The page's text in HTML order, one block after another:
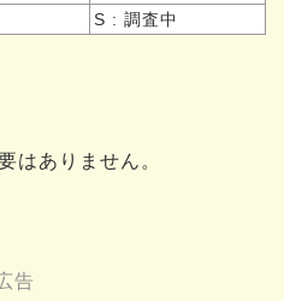
S : 調査中
はありません。